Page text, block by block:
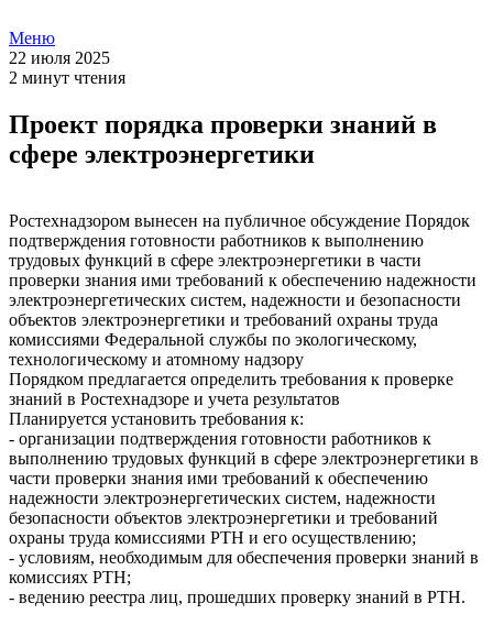
Меню
22 июля 2025
2 минут чтения
Проект порядка проверки знаний в
сфере электроэнергетики
Ростехнадзором вынесен на публичное обсуждение Порядок
подтверждения готовности работников к выполнению
трудовых функций в сфере электроэнергетики в части
проверки знания ими требований к обеспечению надежности
электроэнергетических систем, надежности и безопасности
объектов электроэнергетики и требований охраны труда
комиссиями Федеральной службы по экологическому,
технологическому и атомному надзору
Порядком предлагается определить требования к проверке
знаний в Ростехнадзоре и учета результатов
Планируется установить требования к:
- организации подтверждения готовности работников к
выполнению трудовых функций ‎в сфере электроэнергетики в
части проверки знания ими требований ‎к обеспечению
надежности электроэнергетических систем, надежности
безопасности объектов электроэнергетики и требований
охраны труда комиссиями РТН и его осуществлению;
- условиям, необходимым для обеспечения проверки знаний в
комиссиях РТН;
- ведению реестра лиц, прошедших проверку знаний в РТН.